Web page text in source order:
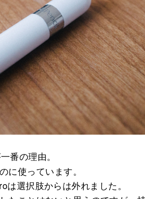
番の理由。
に使っています。
選択肢からは外れました。